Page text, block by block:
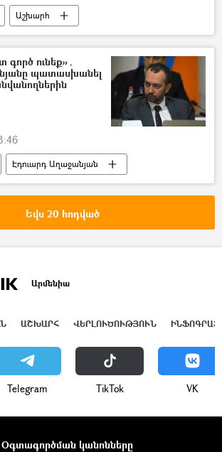
Աշխարհ
ասուլիս
գործ ունեք»․
պատասխանել
Էդուարդ Աղաջանյան
Facebook
Եվս 20 հոդված
Արմենիա
ԱՇԽԱՐՀ ՎԵՐԼՈՒԾՈՒԹՅՈՒՆ
Telegram ТikТоk VK
Օգտագործման կանոնները